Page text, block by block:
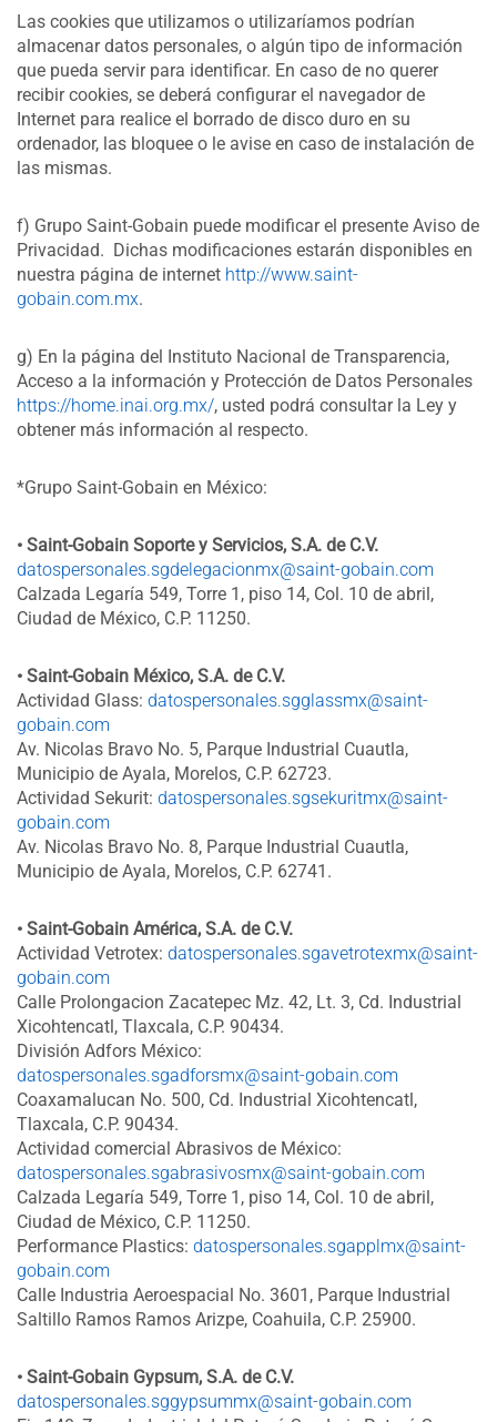
Las cookies que utilizamos o utilizaríamos podrían
almacenar datos personales, o algún tipo de información
que pueda servir para identificar. En caso de no querer
recibir cookies, se deberá configurar el navegador de
Internet para realice el borrado de disco duro en su
ordenador, las bloquee o le avise en caso de instalación de
las mismas.
f) Grupo Saint-Gobain puede modificar el presente Aviso de
Privacidad. Dichas modificaciones estarán disponibles en
nuestra página de internet http://www.saint-
gobain.com.mx.
g) En la página del Instituto Nacional de Transparencia,
Acceso a la información y Protección de Datos Personales
https://home.inai.org.mx/, usted podrá consultar la Ley y
obtener más información al respecto.
*Grupo Saint-Gobain en México:
• Saint-Gobain Soporte y Servicios, S.A. de C.V.
datospersonales.sgdelegacionmx@saint-gobain.com
Calzada Legaría 549, Torre 1, piso 14, Col. 10 de abril,
Ciudad de México, C.P. 11250.
• Saint-Gobain México, S.A. de C.V.
Actividad Glass: datospersonales.sgglassmx@saint-
gobain.com
Av. Nicolas Bravo No. 5, Parque Industrial Cuautla,
Municipio de Ayala, Morelos, C.P. 62723.
Actividad Sekurit: datospersonales.sgsekuritmx@saint-
gobain.com
Av. Nicolas Bravo No. 8, Parque Industrial Cuautla,
Municipio de Ayala, Morelos, C.P. 62741.
• Saint-Gobain América, S.A. de C.V.
Actividad Vetrotex: datospersonales.sgavetrotexmx@saint-
gobain.com
Calle Prolongacion Zacatepec Mz. 42, Lt. 3, Cd. Industrial
Xicohtencatl, Tlaxcala, C.P. 90434.
División Adfors México:
datospersonales.sgadforsmx@saint-gobain.com
Coaxamalucan No. 500, Cd. Industrial Xicohtencatl,
Tlaxcala, C.P. 90434.
Actividad comercial Abrasivos de México:
datospersonales.sgabrasivosmx@saint-gobain.com
Calzada Legaría 549, Torre 1, piso 14, Col. 10 de abril,
Ciudad de México, C.P. 11250.
Performance Plastics: datospersonales.sgapplmx@saint-
gobain.com
Calle Industria Aeroespacial No. 3601, Parque Industrial
Saltillo Ramos Ramos Arizpe, Coahuila, C.P. 25900.
• Saint-Gobain Gypsum, S.A. de C.V.
datospersonales.sggypsummx@saint-gobain.com